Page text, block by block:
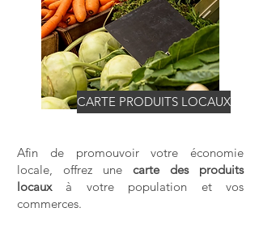
CARTE PRODUITS LOCAUX
Afin de promouvoir votre économie
locale, offrez une carte des produits
locaux à votre population et vos
commerces.